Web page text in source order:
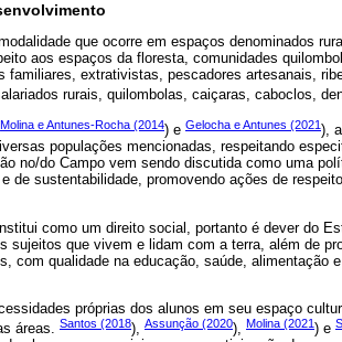
que ocorre em espaços denominados
aos espaços da floresta, comunidades
familiares, extrativistas, pescadores artesanais,
rurais, quilombolas, caiçaras, caboclos,
Molina e Antunes-Rocha (2014) e Gelocha e Antunes (2021),
populações mencionadas, respeitando
no/do Campo vem sendo discutida como uma
de sustentabilidade, promovendo ações de
como um direito social, portanto é dever do
sujeitos que vivem e lidam com a terra, além de
com qualidade na educação, saúde, alimentação
próprias dos alunos em seu espaço
áreas. Santos (2018), Assunção (2020), Molina (2021) e